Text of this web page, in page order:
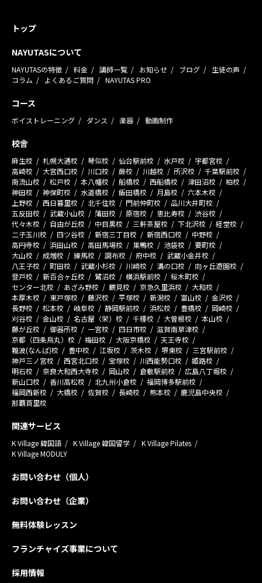
トップ
NAYUTASについて
NAYUTASの特徴 料金 講師一覧 お知らせ ブログ
生徒の声
コラム
よくあるご質問 NAYUTAS PRO
コース
ボイストレーニング ダンス 楽器 動画制作
校舎
麻生校 札幌大通校 琴似校 仙台駅前校 水戸校
宇都宮校
高崎校
大宮西口校 川口校 蕨校 川越校 所沢校
千葉駅前校
南流山校
松戸校 本八幡校 船橋校 西船橋校 津田沼校
柏校
神田校
神保町校 水道橋校 飯田橋校 月島校
六本木校
上野校
西日暮里校 北千住校 門前仲町校
品川大井町校
五反田校
武蔵小山校 蒲田校 原宿校 恵比寿校
渋谷校
代々木校
自由が丘校 中目黒校 三軒茶屋校 下北沢校
経堂校
二子玉川校
四ツ谷校 新宿三丁目校 新宿西口校
中野校
高円寺校
浜田山校 高田馬場校 巣鴨校 池袋校
要町校
大山校
成増校 練馬校 調布校 府中校
武蔵小金井校
八王子校
町田校 武蔵小杉校 川崎校 溝の口校
向ヶ丘遊園校
登戸校
新百合ヶ丘校 鷺沼校 横浜駅前校
桜木町校
センター北校
あざみ野校 鶴見校 京急久里浜校
大和校
本厚木校
東戸塚校 藤沢校 平塚校 新潟校 富山校
金沢校
長野校
松本校 岐阜校 静岡駅前校 浜松校 豊橋校
岡崎校
刈谷校
金山校 名古屋（栄）校 千種校 大曽根校
本山校
藤が丘校
御器所校 一宮校 四日市校
滋賀南草津校
京都（四条烏丸）校
梅田校 大阪京橋校
天王寺校
難波(なんば)校
豊中校 江坂校 茨木校 堺東校
三宮駅前校
神戸三ノ宮校
西宮北口校 宝塚校 川西能勢口校
姫路校
明石校
奈良大和西大寺校 岡山校 倉敷駅前校
広島八丁堀校
新山口校
香川高松校 北九州小倉校
福岡博多駅前校
福岡西新校
大橋校 佐賀校 長崎校 熊本校
鹿児島中央校
那覇首里校
関連サービス
K Village 韓国語 K Village 韓国留学
K Village Pilates
K Village MODULY
お問い合わせ（個人）
お問い合わせ（企業）
無料体験レッスン
フランチャイズ事業について
採用情報